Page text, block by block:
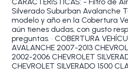
Silverado Suburban Avalanche
modelo y año en la Cobertura
aún tienes dudas, con gusto
preguntas. • COBERTURA
AVALANCHE 2007-2013
2002-2006 CHEVROLET
CHEVROLET SILVERADO 1500